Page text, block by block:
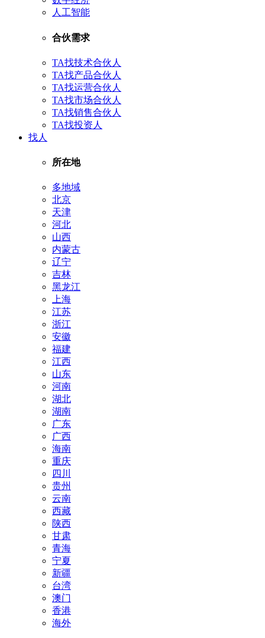
人工智能
合伙需求
TA找技术合伙人
TA找产品合伙人
TA找运营合伙人
TA找市场合伙人
TA找销售合伙人
TA找投资人
找人
所在地
多地域
北京
天津
河北
山西
内蒙古
辽宁
吉林
黑龙江
上海
江苏
浙江
安徽
福建
江西
山东
河南
湖北
湖南
广东
广西
海南
重庆
四川
贵州
云南
西藏
陕西
甘肃
青海
宁夏
新疆
台湾
澳门
香港
海外